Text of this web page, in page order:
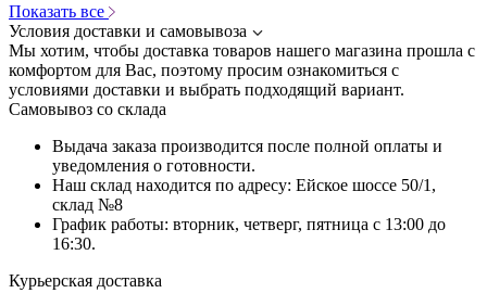
Показать все
Условия доставки и самовывоза
Мы хотим, чтобы доставка товаров нашего магазина прошла с
комфортом для Вас, поэтому просим ознакомиться с
условиями доставки и выбрать подходящий вариант.
Самовывоз со склада
Выдача заказа производится после полной оплаты и
уведомления о готовности.
Наш склад находится по адресу: Ейское шоссе 50/1,
склад №8
График работы: вторник, четверг, пятница с 13:00 до
16:30.
Курьерская доставка